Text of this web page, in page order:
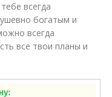
всегда
богатым и
всегда
все твои планы и